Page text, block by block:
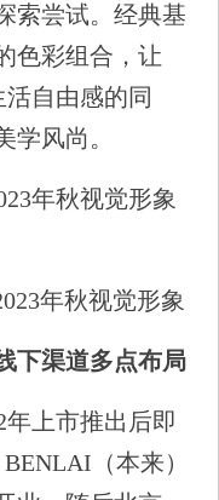
索尝试。经典基
色彩组合，让
自由感的同
学风尚。
年秋视觉形象
下渠道多点布局
上市推出后即
（本来）